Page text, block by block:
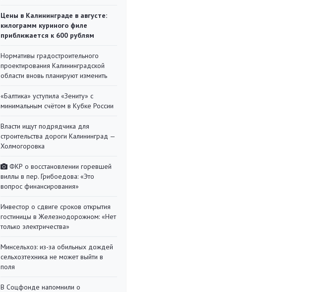
Цены в Калининграде в августе:
килограмм куриного филе
приближается к 600 рублям
Нормативы градостроительного
проектирования Калининградской
области вновь планируют изменить
«Балтика» уступила «Зениту» с
минимальным счётом в Кубке России
Власти ищут подрядчика для
строительства дороги Калининград —
Холмогоровка
ФКР о восстановлении горевшей
виллы в пер. Грибоедова: «Это
вопрос финансирования»
Инвестор о сдвиге сроков открытия
гостиницы в Железнодорожном: «Нет
только электричества»
Минсельхоз: из-за обильных дождей
сельхозтехника не может выйти в
поля
В Соцфонде напомнили о